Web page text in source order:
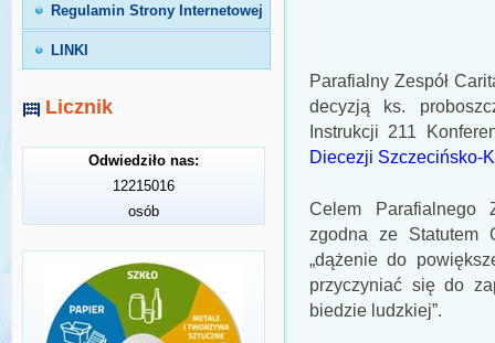
Regulamin Strony Internetowej
LINKI
Licznik
Odwiedziło nas:
12215016
osób
Parafialny Zespół
decyzją ks.
Instrukcji 211
Diecezji Szczecińsko-
Celem Parafialnego
zgodna ze Statutem
„dążenie do
przyczyniać się do
biedzie ludzkiej”.